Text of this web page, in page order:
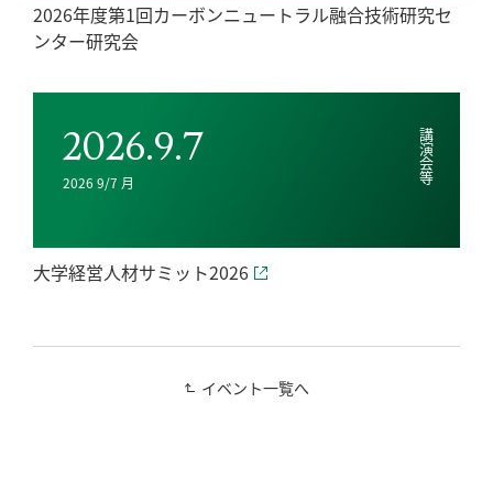
2026年度第1回カーボンニュートラル融合技術研究セ
ンター研究会
2026.9.7
2026 9/7 月 講演会等
大学経営人材サミット2026
イベント一覧へ